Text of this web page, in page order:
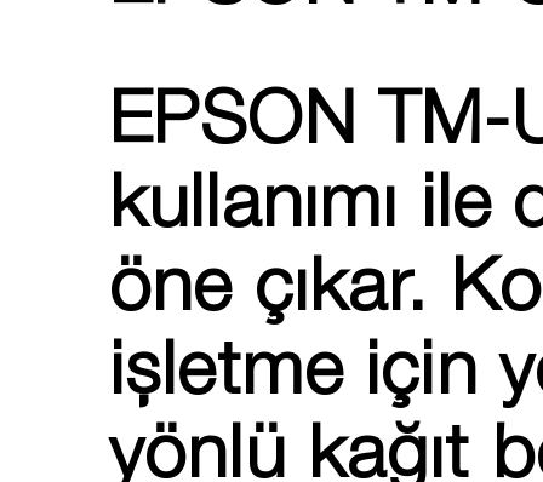
EPSON
kullanımı
öne çıkar.
işletme için
yönlü kağıt